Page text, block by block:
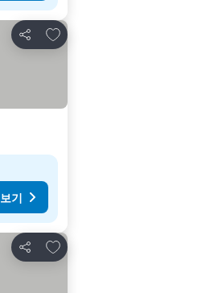
공유
즐겨찾기에 추가
기
공유
즐겨찾기에 추가